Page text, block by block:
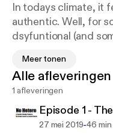
In todays climate, it
authentic. Well, for
dsyfuntional (and
discuss current
of todays culture,
them. If you have
be yourself, need a
person to hate, this
Meer tonen
Alle afleveringen
1 afleveringen
Episode 1 -
27 mei 2019-46 min